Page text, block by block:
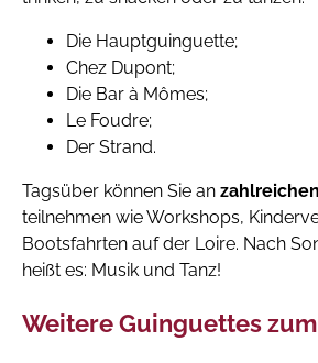
Die Hauptguinguette;
Chez Dupont;
Die Bar à Mômes;
Le Foudre;
Der Strand.
Tagsüber können Sie an
teilnehmen wie Workshops,
Bootsfahrten auf der Loire. Nach
heißt es: Musik und Tanz!
Weitere Guinguettes